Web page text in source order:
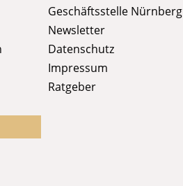
Geschäftsstelle Nürnberg
Newsletter
Datenschutz
Impressum
Ratgeber